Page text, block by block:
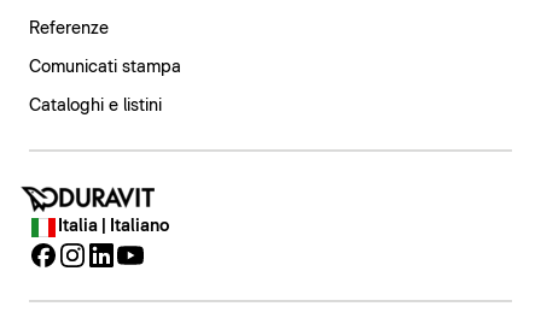
Referenze
Comunicati stampa
Cataloghi e listini
Italia | Italiano